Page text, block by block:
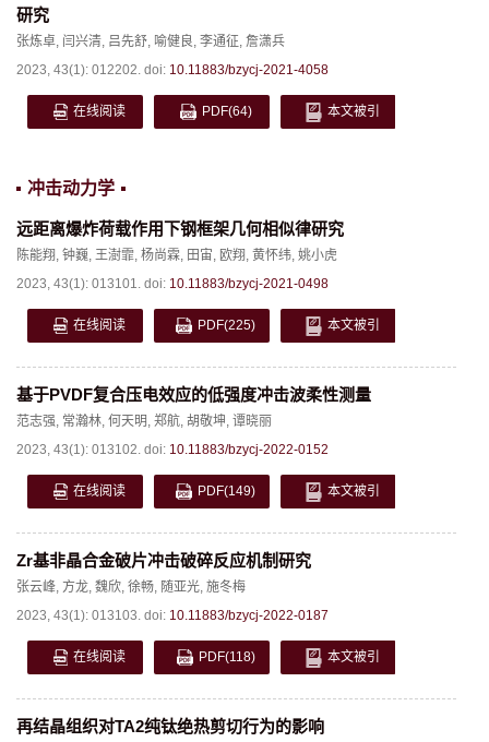
研究
张炼卓, 闫兴清, 吕先舒, 喻健良, 李通征, 詹潇兵
2023, 43(1): 012202. doi: 10.11883/bzycj-2021-4058
在线阅读 PDF(64) 本文被引
冲击动力学
远距离爆炸荷载作用下钢框架几何相似律研究
陈能翔, 钟巍, 王澍霏, 杨尚霖, 田宙, 欧翔, 黄怀纬, 姚小虎
2023, 43(1): 013101. doi: 10.11883/bzycj-2021-0498
在线阅读 PDF(225) 本文被引
基于PVDF复合压电效应的低强度冲击波柔性测量
范志强, 常瀚林, 何天明, 郑航, 胡敬坤, 谭晓丽
2023, 43(1): 013102. doi: 10.11883/bzycj-2022-0152
在线阅读 PDF(149) 本文被引
Zr基非晶合金破片冲击破碎反应机制研究
张云峰, 方龙, 魏欣, 徐畅, 随亚光, 施冬梅
2023, 43(1): 013103. doi: 10.11883/bzycj-2022-0187
在线阅读 PDF(118) 本文被引
再结晶组织对TA2纯钛绝热剪切行为的影响